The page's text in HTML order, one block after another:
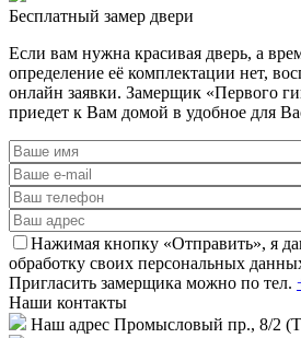
Бесплатный замер двери
Если вам нужна красивая дверь, а
определение её комплектации нет,
онлайн заявки. Замерщик «Первого
приедет к Вам домой в удобное для
Нажимая кнопку «Отправить», я
обработку своих персональных
Пригласить замерщика можно по тел.
Наши контакты
Наш адрес Промысловый пр., 8/2